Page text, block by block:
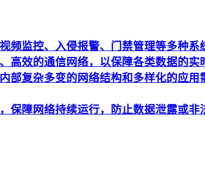
频监控、入侵报警、门禁管理等多种
效的通信网络，以保障各类数据的实
复杂多变的网络结构和多样化的应用
保障网络持续运行，防止数据泄露或